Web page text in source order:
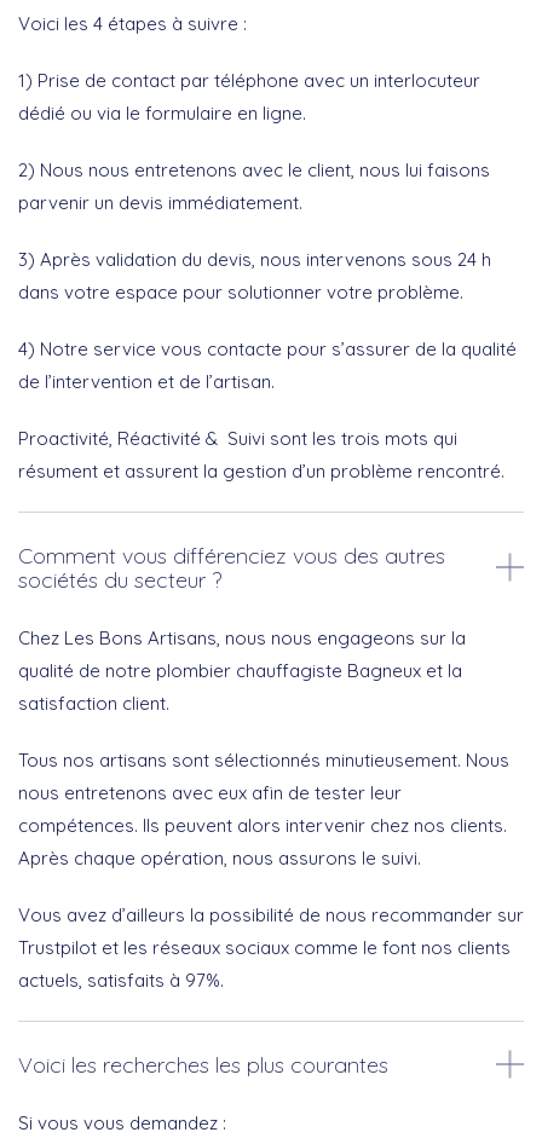
Voici les 4 étapes à suivre :
1) Prise de contact par téléphone avec un interlocuteur
dédié ou via le formulaire en ligne.
2) Nous nous entretenons avec le client, nous lui faisons
parvenir un devis immédiatement.
3) Après validation du devis, nous intervenons sous 24 h
dans votre espace pour solutionner votre problème.
4) Notre service vous contacte pour s’assurer de la qualité
de l’intervention et de l’artisan.
Proactivité, Réactivité & Suivi sont les trois mots qui
résument et assurent la gestion d’un problème rencontré.
Comment vous différenciez vous des autres
sociétés du secteur ?
Chez Les Bons Artisans, nous nous engageons sur la
qualité de notre plombier chauffagiste Bagneux et la
satisfaction client.
Tous nos artisans sont sélectionnés minutieusement. Nous
nous entretenons avec eux afin de tester leur
compétences. Ils peuvent alors intervenir chez nos clients.
Après chaque opération, nous assurons le suivi.
Vous avez d’ailleurs la possibilité de nous recommander sur
Trustpilot et les réseaux sociaux comme le font nos clients
actuels, satisfaits à 97%.
Voici les recherches les plus courantes
Si vous vous demandez :